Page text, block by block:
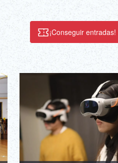
¡Conseguir entradas!